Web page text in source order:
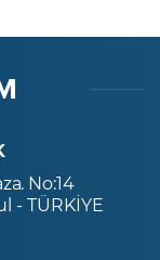
No:14
- TÜRKİYE